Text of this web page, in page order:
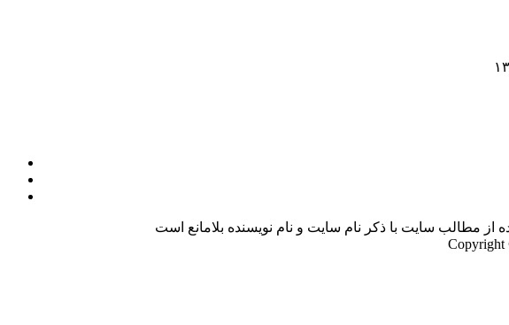
مطالب سایت با ذکر نام سایت و نام نویسنده بلامانع است